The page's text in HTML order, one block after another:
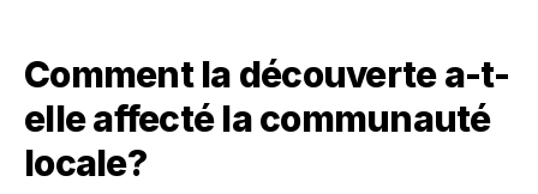
Comment la découverte a-t-
elle affecté la communauté
locale?